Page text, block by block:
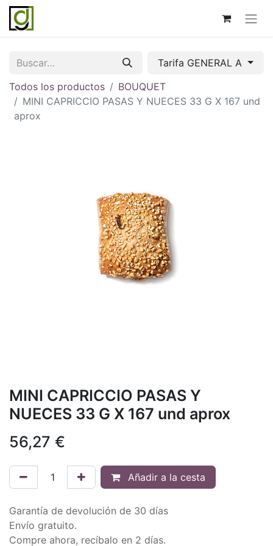
Tarifa GENERAL A
Todos los productos
BOUQUET
MINI CAPRICCIO PASAS Y NUECES 33 G X 167 und
aprox
MINI CAPRICCIO PASAS Y
NUECES 33 G X 167 und aprox
56,27 €
Añadir a la cesta
Garantía de devolución de 30 días
Envío gratuito.
Compre ahora, recíbalo en 2 días.